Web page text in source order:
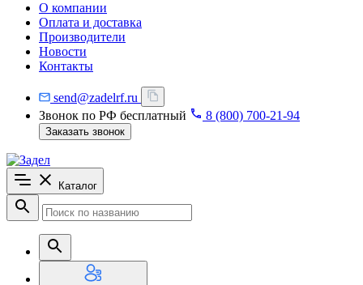
О компании
Оплата и доставка
Производители
Новости
Контакты
send@zadelrf.ru
Звонок по РФ бесплатный
8 (800) 700-21-94
Заказать звонок
Каталог